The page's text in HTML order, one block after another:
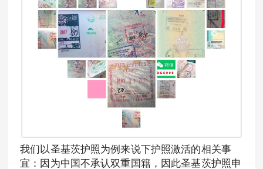
我们以圣基茨护照为例来说下护照激活的相关事
宜：因为中国不承认双重国籍，因此圣基茨护照申